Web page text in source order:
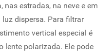
nas estradas, na neve e em
luz dispersa. Para filtrar
vertical especial é
lente polarizada. Ele pode